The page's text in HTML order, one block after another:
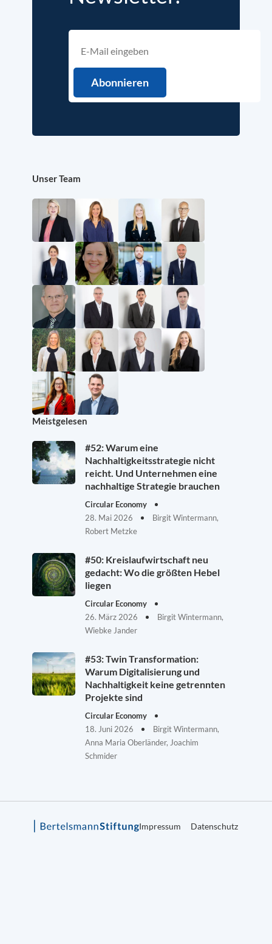
Unser Team
Meistgelesen
#52: Warum eine
Nachhaltigkeitsstrategie nicht
reicht. Und Unternehmen eine
nachhaltige Strategie brauchen
Circular Economy
28. Mai 2026
Birgit Wintermann,
Robert Metzke
#50: Kreislaufwirtschaft neu
gedacht: Wo die größten Hebel
liegen
Circular Economy
26. März 2026
Birgit Wintermann,
Wiebke Jander
#53: Twin Transformation:
Warum Digitalisierung und
Nachhaltigkeit keine getrennten
Projekte sind
Circular Economy
18. Juni 2026
Birgit Wintermann,
Anna Maria Oberländer, Joachim
Schmider
Impressum Datenschutz